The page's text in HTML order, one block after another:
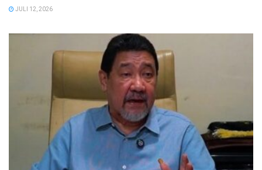
JULI 12, 2026